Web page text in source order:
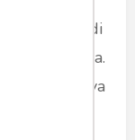
di
ngari dua.
teh nya